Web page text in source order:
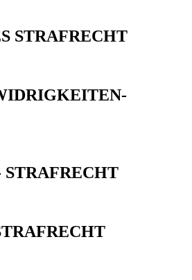
STRAFRECHT
STRAFRECHT